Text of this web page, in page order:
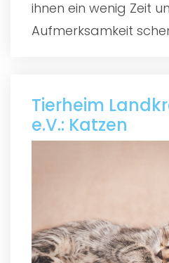
ihnen ein wenig Zeit
Aufmerksamkeit
Tierheim
e.V.: Katzen